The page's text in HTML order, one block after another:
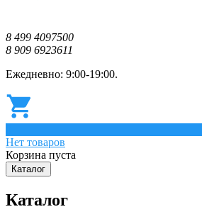
8 499 4097500
8 909 6923611
Ежедневно: 9:00-19:00.
Нет товаров
Корзина пуста
Каталог
Каталог